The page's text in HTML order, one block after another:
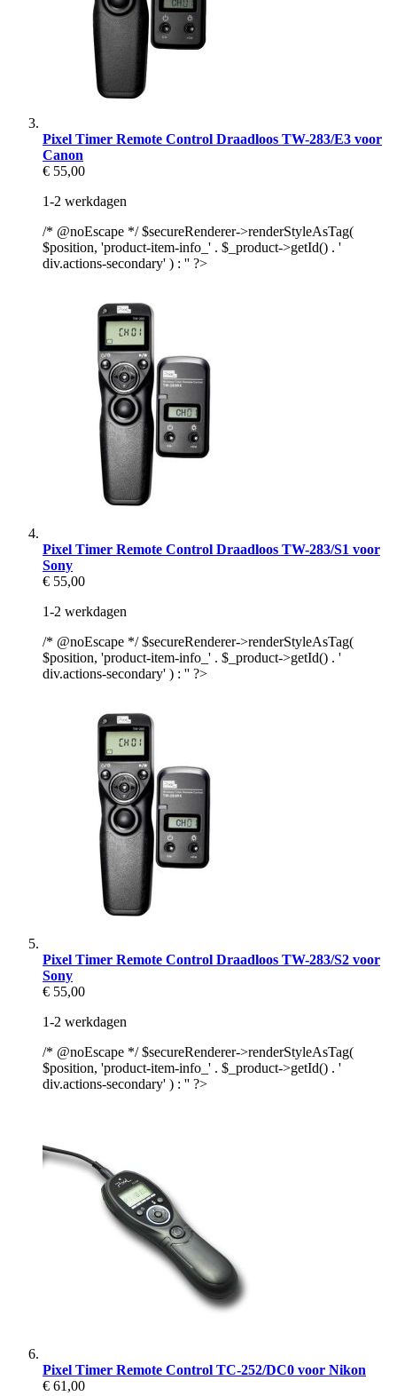
Pixel Timer Remote Control Draadloos TW-283/E3 voor
Canon
€ 55,00
1-2 werkdagen
/* @noEscape */ $secureRenderer->renderStyleAsTag(
$position, 'product-item-info_' . $_product->getId() . '
div.actions-secondary' ) : '' ?>
Pixel Timer Remote Control Draadloos TW-283/S1 voor
Sony
€ 55,00
1-2 werkdagen
/* @noEscape */ $secureRenderer->renderStyleAsTag(
$position, 'product-item-info_' . $_product->getId() . '
div.actions-secondary' ) : '' ?>
Pixel Timer Remote Control Draadloos TW-283/S2 voor
Sony
€ 55,00
1-2 werkdagen
/* @noEscape */ $secureRenderer->renderStyleAsTag(
$position, 'product-item-info_' . $_product->getId() . '
div.actions-secondary' ) : '' ?>
Pixel Timer Remote Control TC-252/DC0 voor Nikon
€ 61,00